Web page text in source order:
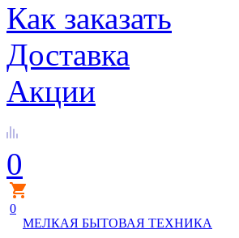
Как заказать
Доставка
Акции
0
0
МЕЛКАЯ БЫТОВАЯ ТЕХНИКА